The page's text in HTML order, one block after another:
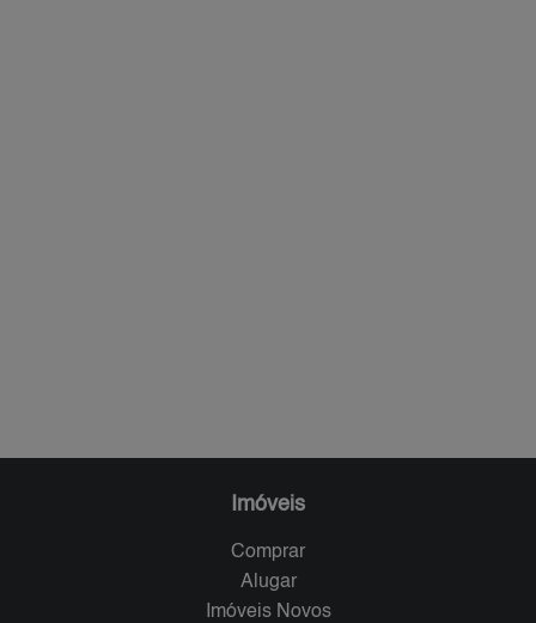
Imóveis
Comprar
Alugar
Imóveis Novos